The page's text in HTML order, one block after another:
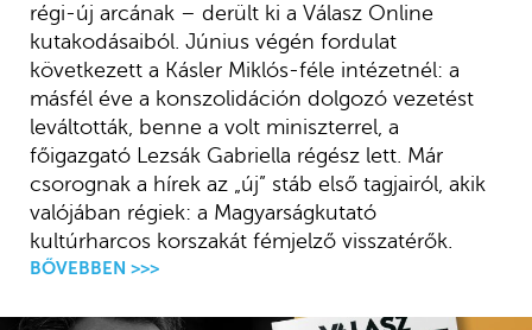
régi-új arcának – derült ki a Válasz Online
kutakodásaiból. Június végén fordulat
következett a Kásler Miklós-féle intézetnél: a
másfél éve a konszolidáción dolgozó vezetést
leváltották, benne a volt miniszterrel, a
főigazgató Lezsák Gabriella régész lett. Már
csorognak a hírek az „új” stáb első tagjairól, akik
valójában régiek: a Magyarságkutató
kultúrharcos korszakát fémjelző visszatérők.
BŐVEBBEN >>>